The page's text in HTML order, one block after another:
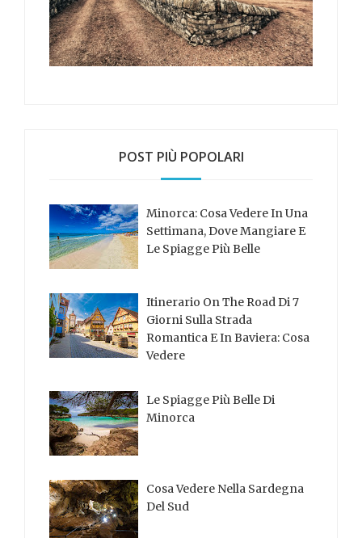
POST PIÙ POPOLARI
Minorca: Cosa Vedere In Una
Settimana, Dove Mangiare E
Le Spiagge Più Belle
Itinerario On The Road Di 7
Giorni Sulla Strada
Romantica E In Baviera: Cosa
Vedere
Le Spiagge Più Belle Di
Minorca
Cosa Vedere Nella Sardegna
Del Sud